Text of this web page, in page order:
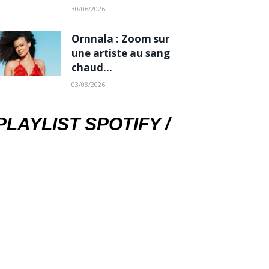
30/06/2026
Ornnala : Zoom sur
une artiste au sang
chaud…
03/08/2026
SPOTIFY /